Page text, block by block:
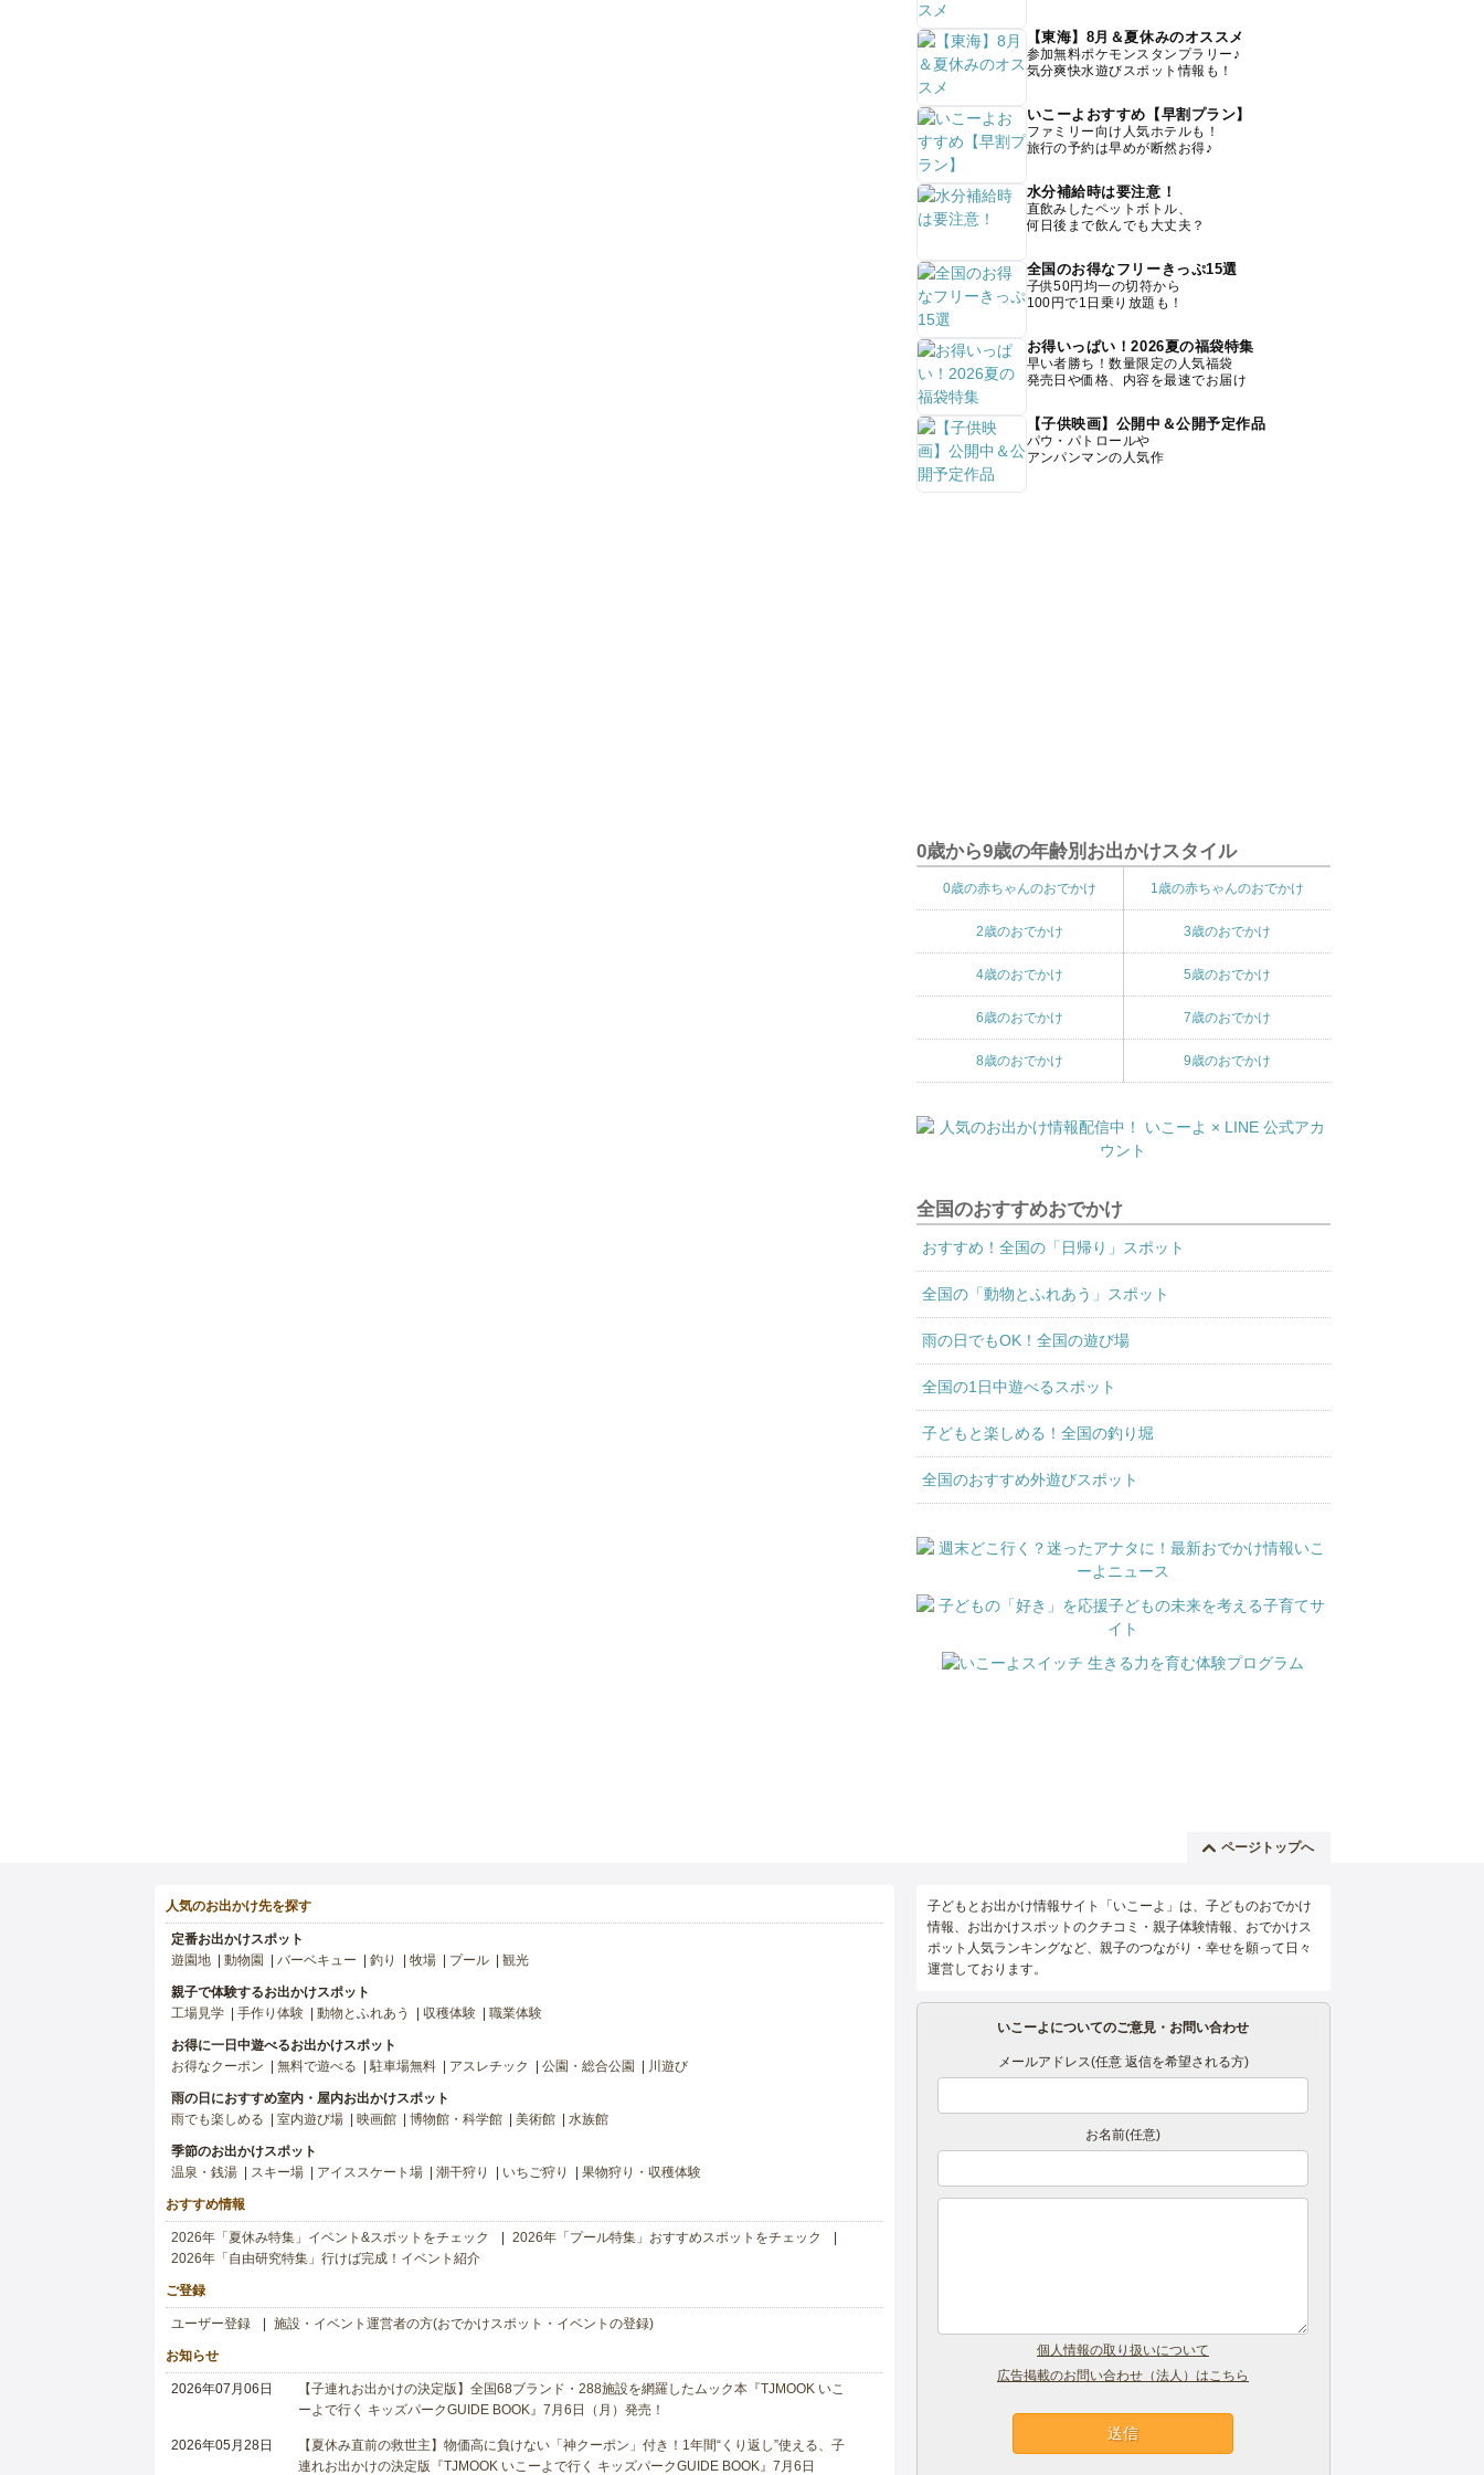
【東海】8月＆夏休みのオススメ
参加無料ポケモンスタンプラリー♪
気分爽快水遊びスポット情報も！
いこーよおすすめ【早割プラン】
ファミリー向け人気ホテルも！
旅行の予約は早めが断然お得♪
水分補給時は要注意！
直飲みしたペットボトル、
何日後まで飲んでも大丈夫？
全国のお得なフリーきっぷ15選
子供50円均一の切符から
100円で1日乗り放題も！
お得いっぱい！2026夏の福袋特集
早い者勝ち！数量限定の人気福袋
発売日や価格、内容を最速でお届け
【子供映画】公開中＆公開予定作品
パウ・パトロールや
アンパンマンの人気作
0歳から9歳の年齢別お出かけスタイル
0歳の赤ちゃんのおでかけ 1歳の赤ちゃんのおでかけ
2歳のおでかけ 3歳のおでかけ
4歳のおでかけ 5歳のおでかけ
6歳のおでかけ 7歳のおでかけ
8歳のおでかけ 9歳のおでかけ
全国のおすすめおでかけ
おすすめ！全国の「日帰り」スポット
全国の「動物とふれあう」スポット
雨の日でもOK！全国の遊び場
全国の1日中遊べるスポット
子どもと楽しめる！全国の釣り堀
全国のおすすめ外遊びスポット
ページトップへ
人気のお出かけ先を探す
定番お出かけスポット
遊園地
動物園 バーベキュー 釣り 牧場 プール 観光
親子で体験するお出かけスポット
工場見学
手作り体験 動物とふれあう 収穫体験 職業体験
お得に一日中遊べるお出かけスポット
お得なクーポン
無料で遊べる 駐車場無料 アスレチック 公園・総合公園 川遊び
雨の日におすすめ室内・屋内お出かけスポット
雨でも楽しめる
室内遊び場 映画館 博物館・科学館 美術館 水族館
季節のお出かけスポット
温泉・銭湯
スキー場 アイススケート場 潮干狩り いちご狩り 果物狩り・収穫体験
おすすめ情報
2026年「夏休み特集」イベント&スポットをチェック
2026年「プール特集」おすすめスポットをチェック
2026年「自由研究特集」行けば完成！イベント紹介
ご登録
ユーザー登録 施設・イベント運営者の方(おでかけスポット・イベントの登録)
お知らせ
2026年07月06日
【子連れお出かけの決定版】全国68ブランド・288施設を網羅したムック本『TJMOOK いこ
ーよで行く キッズパークGUIDE BOOK』7月6日（月）発売！
2026年05月28日
【夏休み直前の救世主】物価高に負けない「神クーポン」付き！1年間“くり返し”使える、子
連れお出かけの決定版『TJMOOK いこーよで行く キッズパークGUIDE BOOK』7月6日
子どもとお出かけ情報サイト「いこーよ」は、子どものおでかけ
情報、お出かけスポットのクチコミ・親子体験情報、おでかけス
ポット人気ランキングなど、親子のつながり・幸せを願って日々
運営しております。
いこーよについてのご意見・お問い合わせ
メールアドレス(任意 返信を希望される方)
お名前(任意)
個人情報の取り扱いについて
広告掲載のお問い合わせ（法人）はこちら